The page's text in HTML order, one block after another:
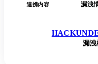
連携内容 漏洩
漏洩